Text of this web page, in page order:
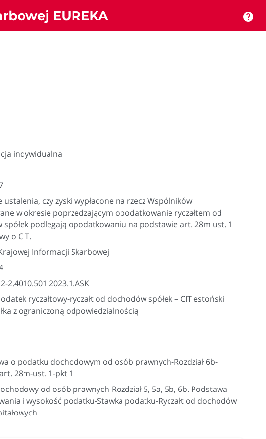
help
indywidualna
ustalenia, czy zyski wypłacone na rzecz Wspólników
w okresie poprzedzającym opodatkowanie ryczałtem od
spółek podlegają opodatkowaniu na podstawie art. 28m ust. 1
o CIT.
Informacji Skarbowej
2.4010.501.2023.1.ASK
ryczałtowy-ryczałt od dochodów spółek – CIT estoński
z ograniczoną odpowiedzialnością
o podatku dochodowym od osób prawnych-Rozdział 6b-
28m-ust. 1-pkt 1
od osób prawnych-Rozdział 5, 5a, 5b, 6b. Podstawa
i wysokość podatku-Stawka podatku-Ryczałt od dochodów